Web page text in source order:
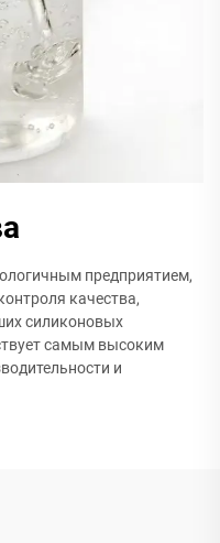
предприятием,
качества,
силиконовых
самым высоким
и